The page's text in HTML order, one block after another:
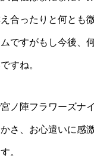
合ったりと何とも
ですがもし今後、
すね。
ノ陣フラワーズナ
さ、お心遣いに感
。